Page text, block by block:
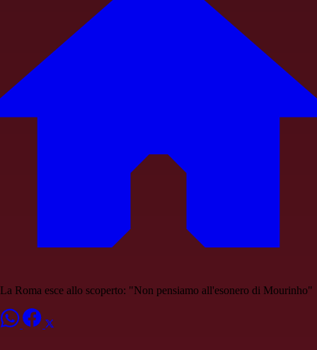
La Roma esce allo scoperto: "Non pensiamo all'esonero di Mourinho"